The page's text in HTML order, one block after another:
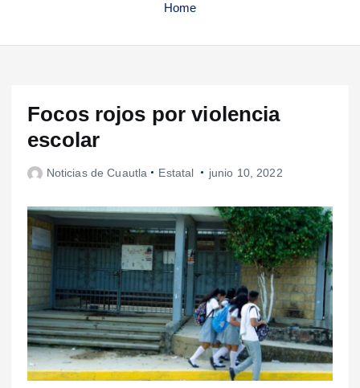
Home
Focos rojos por violencia
escolar
Noticias de Cuautla Estatal junio 10, 2022